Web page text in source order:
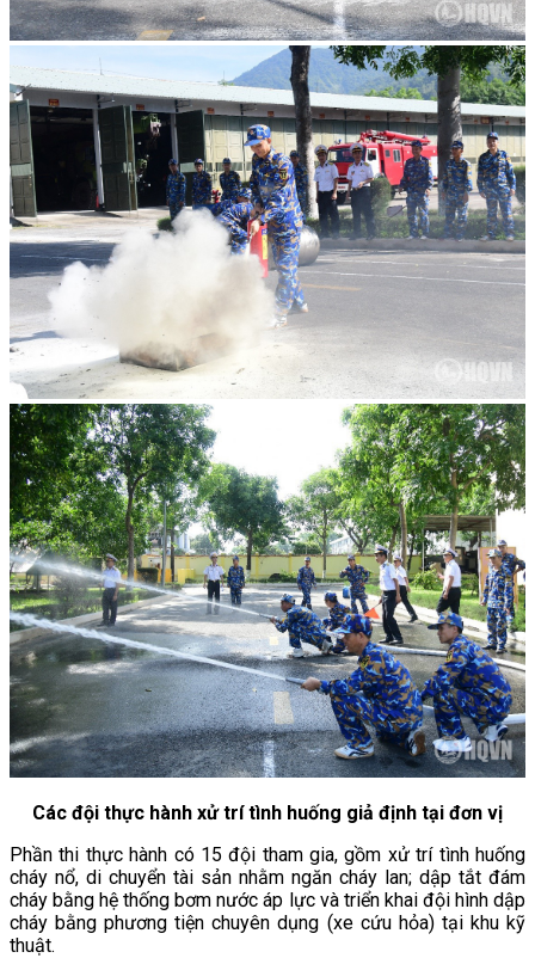
Các đội thực hành xử trí tình huống giả định tại đơn vị
Phần thi thực hành có 15 đội tham gia, gồm xử trí tình huống
cháy nổ, di chuyển tài sản nhằm ngăn cháy lan; dập tắt đám
cháy bằng hệ thống bơm nước áp lực và triển khai đội hình dập
cháy bằng phương tiện chuyên dụng (xe cứu hỏa) tại khu kỹ
thuật.